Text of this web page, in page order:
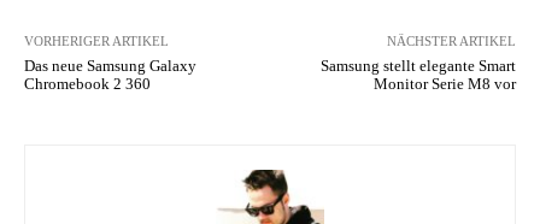
VORHERIGER ARTIKEL
Das neue Samsung Galaxy
Chromebook 2 360
NÄCHSTER ARTIKEL
Samsung stellt elegante Smart
Monitor Serie M8 vor